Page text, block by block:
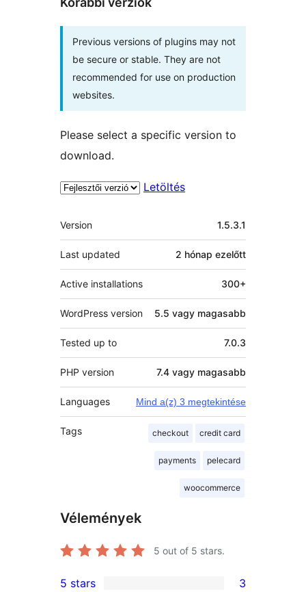
Previous versions of plugins may not
be secure or stable. They are not
recommended for use on production
websites.
Please select a specific version to
download.
Letöltés
Meta
Version 1.5.3.1
Last updated 2 hónap ezelőtt
Active installations 300+
WordPress version 5.5 vagy magasabb
Tested up to 7.0.3
PHP version 7.4 vagy magasabb
Languages Mind a(z) 3 megtekintése
Tags checkout credit card
payments pelecard
woocommerce
Vélemények
5 out of 5 stars.
5 stars 3